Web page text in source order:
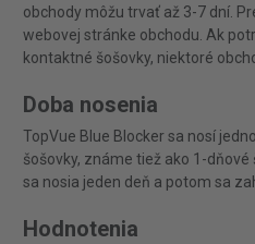
obchody môžu trvať až 3-7 dní.
webovej stránke obchodu. Ak
kontaktné šošovky, niektoré
Doba nosenia
TopVue Blue Blocker sa nosí
šošovky, známe tiež ako 1-
sa nosia jeden deň a potom sa
Hodnotenia